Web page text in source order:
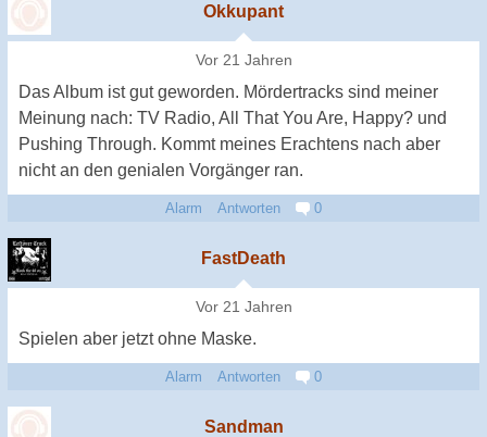
Okkupant
Vor 21 Jahren
Das Album ist gut geworden. Mördertracks sind meiner
Meinung nach: TV Radio, All That You Are, Happy? und
Pushing Through. Kommt meines Erachtens nach aber
nicht an den genialen Vorgänger ran.
Alarm Antworten 0
FastDeath
Vor 21 Jahren
Spielen aber jetzt ohne Maske.
Alarm Antworten 0
Sandman